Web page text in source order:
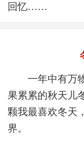
回忆……
一年中有万
果累累的秋天儿
颗我最喜欢冬天
界。